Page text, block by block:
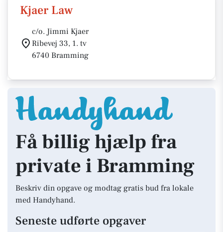
Kjaer Law
c/o. Jimmi Kjaer
Ribevej 33, 1. tv
6740 Bramming
Få billig hjælp fra
private i Bramming
Beskriv din opgave og modtag gratis bud fra lokale
med Handyhand.
Seneste udførte opgaver